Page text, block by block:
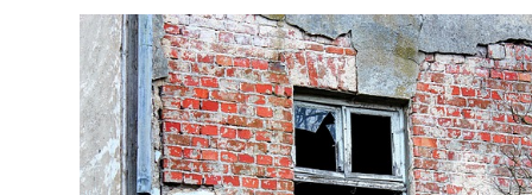
Odtwarzacz
plików
dźwiękowych